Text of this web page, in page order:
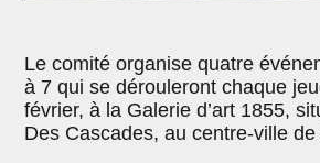
Le comité organise quatre
à 7 qui se dérouleront chaque
février, à la Galerie d’art 1855,
Des Cascades, au centre-ville